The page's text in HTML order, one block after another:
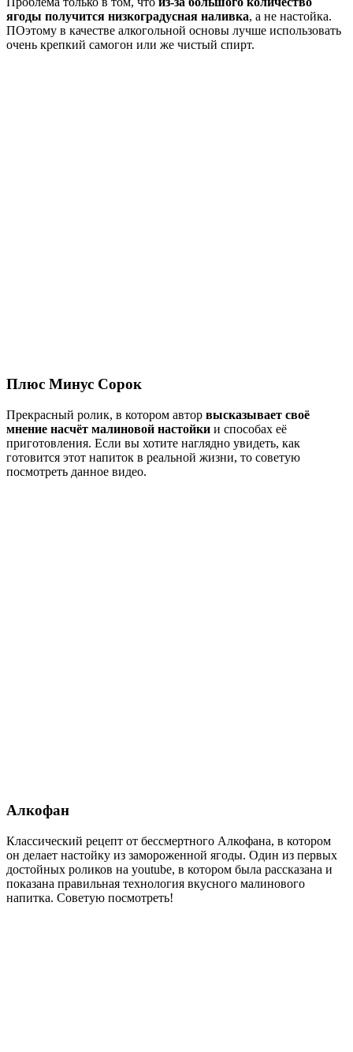
ягоды получится низкоградусная наливка, а не настойка.
ПОэтому в качестве алкогольной основы лучше использовать
очень крепкий самогон или же чистый спирт.
Плюс Минус Сорок
Прекрасный ролик, в котором автор высказывает своё
мнение насчёт малиновой настойки и способах её
приготовления. Если вы хотите наглядно увидеть, как
готовится этот напиток в реальной жизни, то советую
посмотреть данное видео.
Алкофан
Классический рецепт от бессмертного Алкофана, в котором
он делает настойку из замороженной ягоды. Один из первых
достойных роликов на youtube, в котором была рассказана и
показана правильная технология вкусного малинового
напитка. Советую посмотреть!